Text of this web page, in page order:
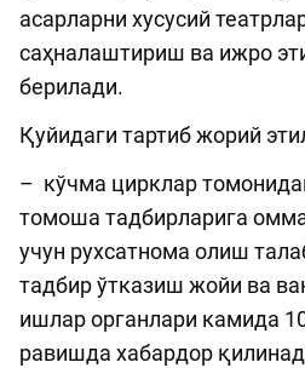
асарларни хусусий
саҳналаштириш ва ижро
берилади.
Қуйидаги тартиб жорий
– кўчма цирклар
томоша тадбирларига
учун рухсатнома олиш
тадбир ўтказиш жойи ва
ишлар органлари камида
равишда хабардор